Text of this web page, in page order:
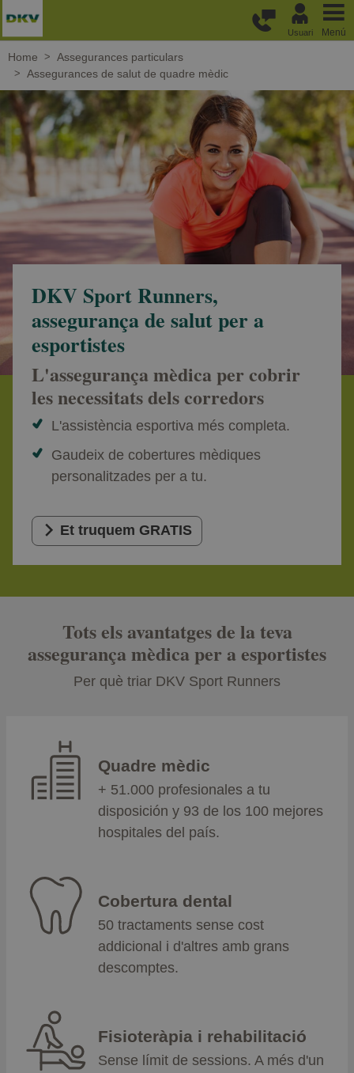
Usuari Menú
Home
Assegurances particulars
Assegurances de salut de quadre mèdic
DKV Sport Runners,
assegurança de salut per a
esportistes
L'assegurança mèdica per cobrir
les necessitats dels corredors
L'assistència esportiva més completa.
Gaudeix de cobertures mèdiques
personalitzades per a tu.
Et truquem GRATIS
Tots els avantatges de la teva
assegurança mèdica per a esportistes
Per què triar DKV Sport Runners
Quadre mèdic
+ 51.000 profesionales a tu
disposición y 93 de los 100 mejores
hospitales del país.
Cobertura dental
50 tractaments sense cost
addicional i d'altres amb grans
descomptes.
Fisioteràpia i rehabilitació
Sense límit de sessions. A més d'un